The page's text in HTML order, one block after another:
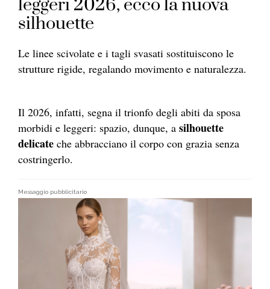
leggeri 2026, ecco la nuova
silhouette
Le linee scivolate e i tagli svasati sostituiscono le
strutture rigide, regalando movimento e naturalezza.
Il 2026, infatti, segna il trionfo degli abiti da sposa
morbidi e leggeri: spazio, dunque, a silhouette
delicate che abbracciano il corpo con grazia senza
costringerlo.
Messaggio pubblicitario